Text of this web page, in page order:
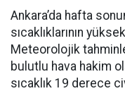
Ankara’da hafta
sıcaklıklarının
Meteorolojik
bulutlu hava hakim
sıcaklık 19 derece